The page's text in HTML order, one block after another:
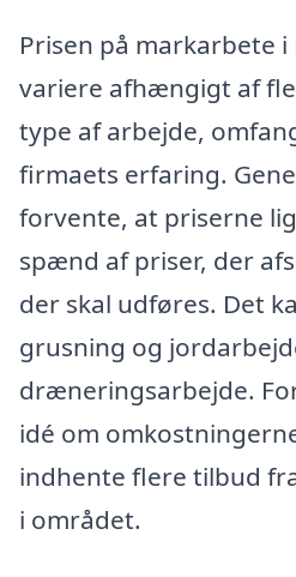
Prisen på markarbete i
variere afhængigt af
type af arbejde,
firmaets erfaring.
forvente, at priserne
spænd af priser, der
der skal udføres. Det
grusning og
dræneringsarbejde.
idé om
indhente flere tilbud
i området.